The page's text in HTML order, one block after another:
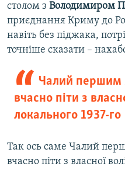
столом з Володимиром
приєднання Криму до
навіть без піджака,
точніше сказати –
Чалий першим
вчасно піти з
локального 1937-го
Так ось саме Чалий
вчасно піти з власної